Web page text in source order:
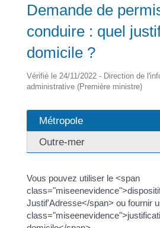
Demande de
conduire : quel
domicile ?
Vérifié le 24/11/2022 - Direction de
administrative (Première ministre)
Métropole
Outre-mer
Vous pouvez utiliser le <span
Justif'Adresse</span> ou fournir